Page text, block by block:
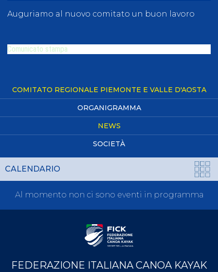
Auguriamo al nuovo comitato un buon lavoro
Comunicato stampa
COMITATO REGIONALE PIEMONTE E VALLE D'AOSTA
ORGANIGRAMMA
NEWS
SOCIETÀ
CALENDARIO
Al momento non ci sono eventi in programma
FEDERAZIONE ITALIANA CANOA KAYAK